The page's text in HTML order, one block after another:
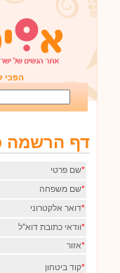
הפכי
דף הרשמה
*שם פרטי
*שם משפחה
*דואר אלקטרוני
*וודאי כתובת דוא''ל
*אזור
*קוד ביטחון